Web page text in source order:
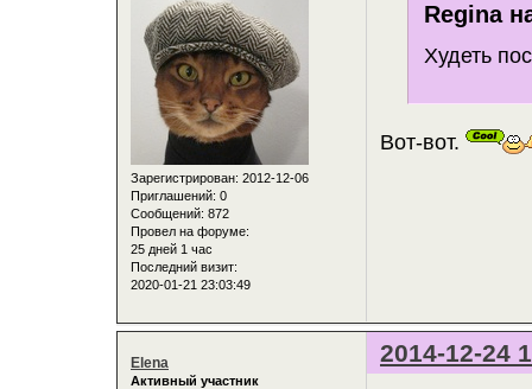
Зарегистрирован: 2012-12-06
Приглашений: 0
Сообщений: 872
Провел на форуме:
25 дней 1 час
Последний визит:
2020-01-21 23:03:49
Regina
Худеть
Вот-вот.
2014-12-24
Elena
Активный участник